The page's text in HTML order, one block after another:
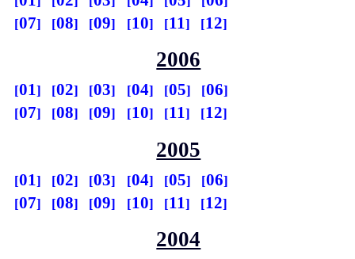
07
08 09 10 11 12
2006
01 02 03 04 05
06
07
08 09 10 11 12
2005
01 02 03 04 05
06
07
08 09 10 11 12
2004